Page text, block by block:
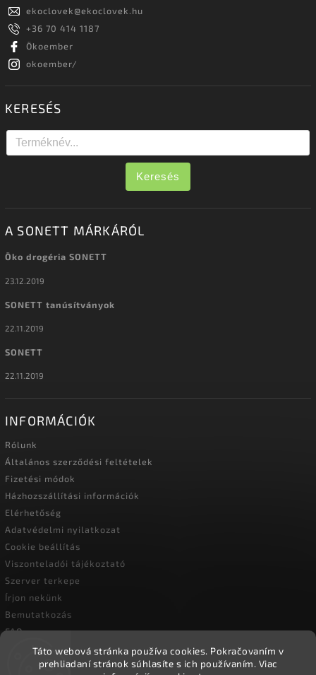
Táto webová stránka používa cookies. Pokračovaním v
prehliadaní stránok súhlasíte s ich používaním. Viac
ekoclovek@ekoclovek.hu
+36 70 414 1187
Ökoember
okoember/
KERESÉS
Keresés
A SONETT MÁRKÁRÓL
Öko drogéria SONETT
23.12.2019
SONETT tanúsítványok
22.11.2019
SONETT
22.11.2019
INFORMÁCIÓK
Rólunk
Általános szerződési feltételek
Fizetési módok
Házhozszállítási információk
Elérhetőség
Adatvédelmi nyilatkozat
Cookie beállítás
Viszonteladói tájékoztató
Szerver terkepe
Írjon nekünk
Bemutatkozás
FAQ
Vásárlási útmutató